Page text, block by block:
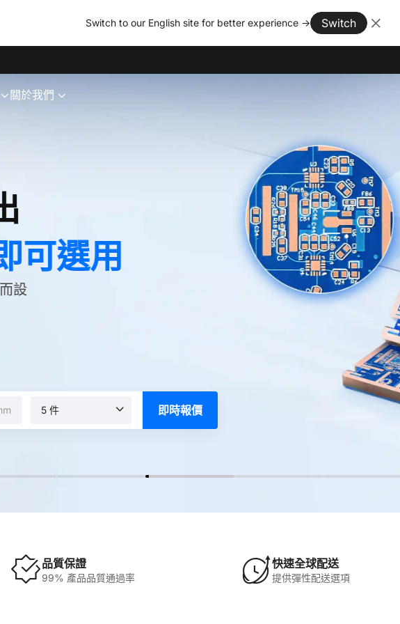
Switch to our English site for better experience → Switch
關於我們
選用
5 件 即時報價
品質保證
99% 產品品質通過率
快速全球配送
提供彈性配送選項